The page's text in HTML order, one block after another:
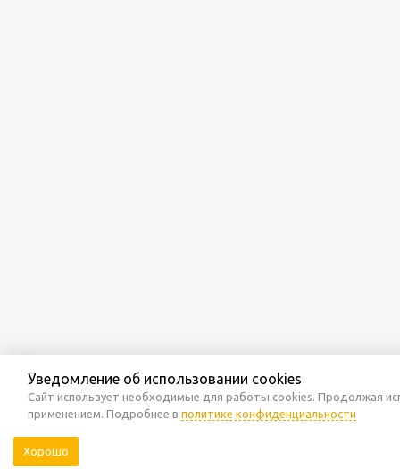
Уведомление об использовании cookies
Сайт использует необходимые для работы cookies. Продолжая
применением. Подробнее в политике конфиденциальности
Хорошо